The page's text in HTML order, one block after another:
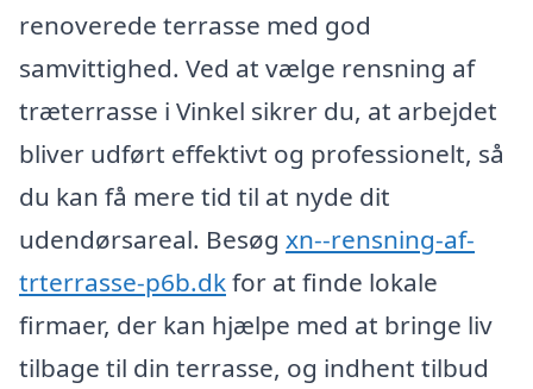
renoverede terrasse med god
samvittighed. Ved at vælge rensning af
træterrasse i Vinkel sikrer du, at arbejdet
bliver udført effektivt og professionelt, så
du kan få mere tid til at nyde dit
udendørsareal. Besøg xn--rensning-af-
trterrasse-p6b.dkfor at finde lokale
firmaer, der kan hjælpe med at bringe liv
tilbage til din terrasse, og indhent tilbud